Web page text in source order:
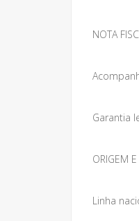
NOTA
Garantia
ORIGEM
Linha